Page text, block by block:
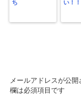
ち
い！！
メールアドレスが公開
欄は必須項目です